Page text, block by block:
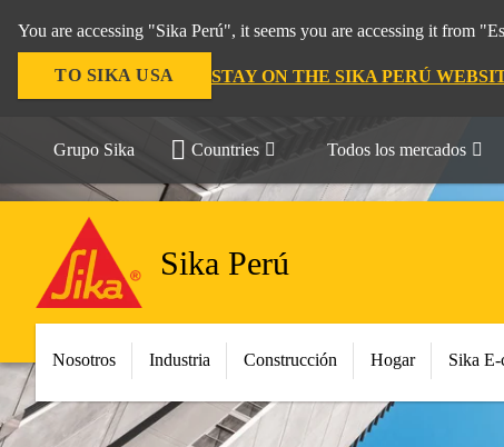
You are accessing "Sika Perú", it seems you are accessing it from
TO SIKA USA STAY ON THE SIKA PERÚ
Grupo Sika Countries Todos los mercados
Sika Perú
Nosotros Industria Construcción Hogar Sika E-